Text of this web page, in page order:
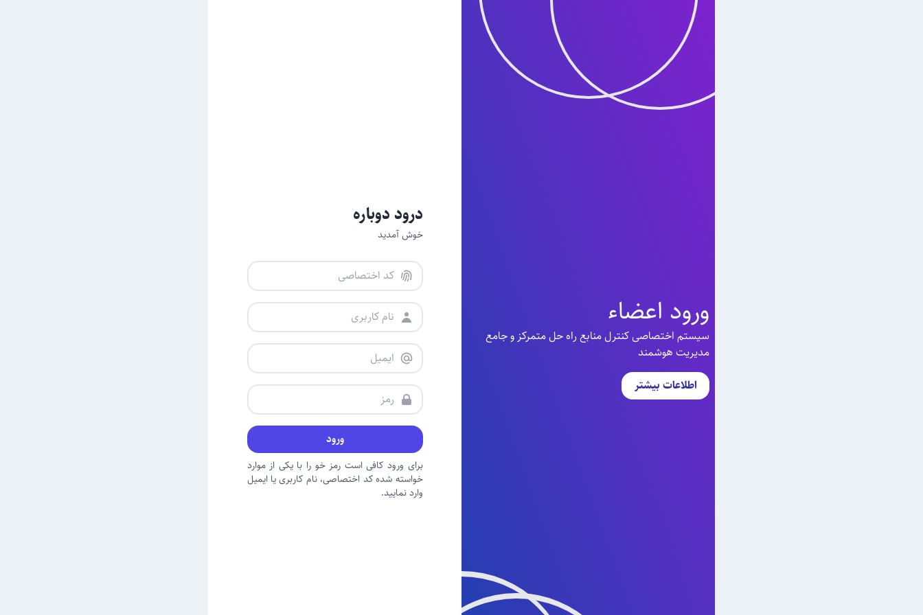
ورود اعضاء
سیستم اختصاصی کنترل منابع راه حل متمرکز و جامع
مدیریت هوشمند
اطلاعات بیشتر
درود دوباره
خوش آمدید
ورود
برای ورود کافی است رمز خو را با یکی از موارد
خواسته شده کد اختصاصی، نام کاربری یا ایمیل
وارد نمایید.